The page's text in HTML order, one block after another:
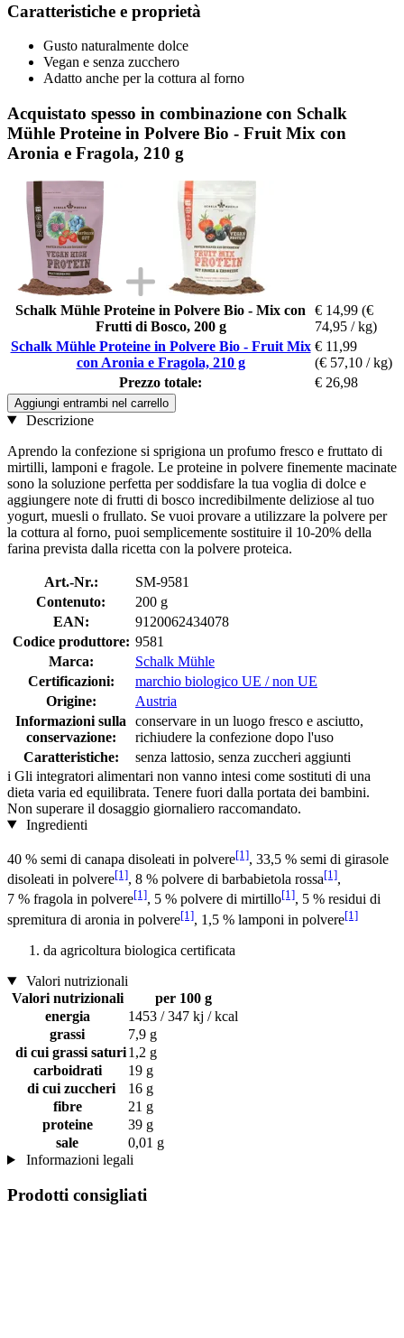
Caratteristiche e proprietà
Gusto naturalmente dolce
Vegan e senza zucchero
Adatto anche per la cottura al forno
Acquistato spesso in combinazione con Schalk
Mühle Proteine in Polvere Bio - Fruit Mix con
Aronia e Fragola, 210 g
Schalk Mühle Proteine in Polvere Bio - Mix con
Frutti di Bosco, 200 g
€ 14,99 (€
74,95 / kg)
Schalk Mühle Proteine in Polvere Bio - Fruit Mix
con Aronia e Fragola, 210 g
€ 11,99
(€ 57,10 / kg)
Prezzo totale:
€ 26,98
Aggiungi entrambi nel carrello
Descrizione
Aprendo la confezione si sprigiona un profumo fresco e fruttato di
mirtilli, lamponi e fragole. Le proteine ​​in polvere finemente macinate
sono la soluzione perfetta per soddisfare la tua voglia di dolce e
aggiungere note di frutti di bosco incredibilmente deliziose al tuo
yogurt, muesli o frullato. Se vuoi provare a utilizzare la polvere per
la cottura al forno, puoi semplicemente sostituire il 10-20% della
farina prevista dalla ricetta con la polvere proteica.
Art.-Nr.:
SM-9581
Contenuto:
200 g
EAN:
9120062434078
Codice produttore: 9581
Marca:
Schalk Mühle
Certificazioni:
marchio biologico UE / non UE
Origine:
Austria
Informazioni sulla
conservazione:
conservare in un luogo fresco e asciutto,
richiudere la confezione dopo l'uso
Caratteristiche:
senza lattosio, senza zuccheri aggiunti
i Gli integratori alimentari non vanno intesi come sostituti di una
dieta varia ed equilibrata. Tenere fuori dalla portata dei bambini.
Non superare il dosaggio giornaliero raccomandato.
Ingredienti
40 % semi di canapa disoleati in polvere[1], 33,5 % semi di girasole
disoleati in polvere[1], 8 % polvere di barbabietola rossa[1],
7 % fragola in polvere[1], 5 % polvere di mirtillo[1], 5 % residui di
spremitura di aronia in polvere[1], 1,5 % lamponi in polvere[1]
da agricoltura biologica certificata
Valori nutrizionali
Valori nutrizionali
per 100 g
energia
1453 / 347 kj / kcal
grassi
7,9 g
di cui grassi saturi1,2 g
carboidrati
19 g
di cui zuccheri
16 g
fibre
21 g
proteine
39 g
sale
0,01 g
Informazioni legali
Prodotti consigliati